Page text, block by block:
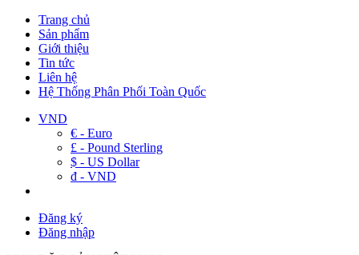
Trang chủ
Sản phẩm
Giới thiệu
Tin tức
Liên hệ
Hệ Thống Phân Phối Toàn Quốc
VND
€ - Euro
£ - Pound Sterling
$ - US Dollar
đ - VND
Đăng ký
Đăng nhập